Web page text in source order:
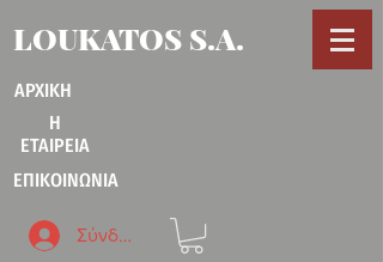
LOUKATOS S.A.
ΑΡΧΙΚΗ
Η
ΕΤΑΙΡΕΙΑ
ΕΠΙΚΟΙΝΩΝΙΑ
Σύνδεση